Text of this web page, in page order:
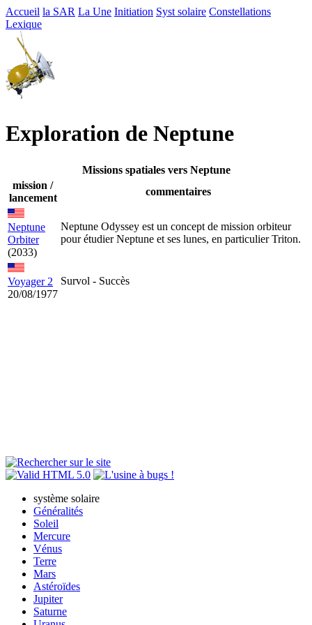
Accueil la SAR La Une Initiation Syst solaire Constellations
Lexique
Exploration de Neptune
Missions spatiales vers Neptune
mission /
lancement
commentaires
Neptune
Orbiter
(2033)
Neptune Odyssey est un concept de mission orbiteur
pour étudier Neptune et ses lunes, en particulier Triton.
Voyager 2
20/08/1977
Survol - Succès
système solaire
Généralités
Soleil
Mercure
Vénus
Terre
Mars
Astéroïdes
Jupiter
Saturne